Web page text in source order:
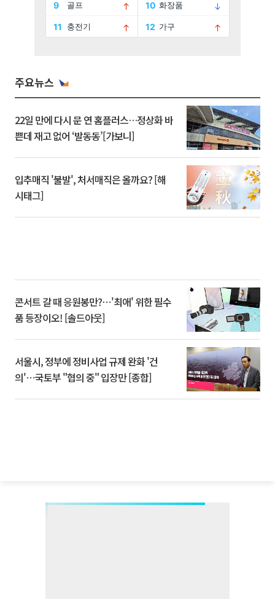
주요뉴스
22일 만에 다시 문 연 홈플러스…정상화 바
쁜데 재고 없어 ‘발동동’[가보니]
입추매직 '불발', 처서매직은 올까요? [해
시태그]
콘서트 갈 때 응원봉만?⋯'최애' 위한 필수
품 등장이오! [솔드아웃]
서울시, 정부에 정비사업 규제 완화 '건
의'⋯국토부 "협의 중" 입장만 [종합]